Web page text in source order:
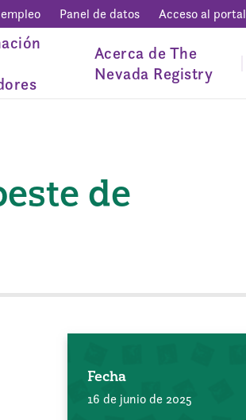
Panel de datos Acceso al portal
Acerca de The
Nevada Registry
de
Fecha
16 de junio de 2025